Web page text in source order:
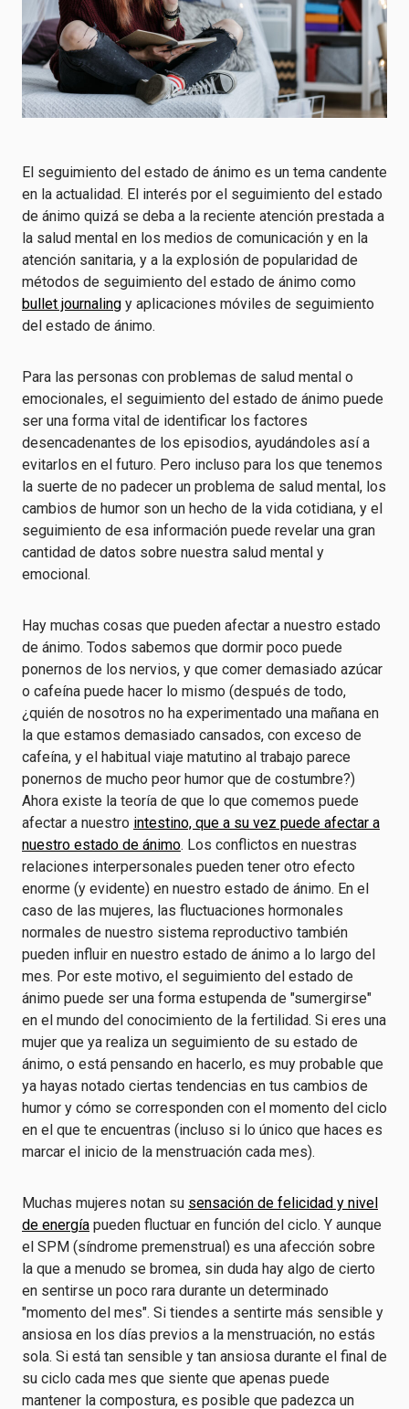
El seguimiento del estado de ánimo es un tema candente
en la actualidad. El interés por el seguimiento del estado
de ánimo quizá se deba a la reciente atención prestada a
la salud mental en los medios de comunicación y en la
atención sanitaria, y a la explosión de popularidad de
métodos de seguimiento del estado de ánimo como
bullet journaling y aplicaciones móviles de seguimiento
del estado de ánimo.
Para las personas con problemas de salud mental o
emocionales, el seguimiento del estado de ánimo puede
ser una forma vital de identificar los factores
desencadenantes de los episodios, ayudándoles así a
evitarlos en el futuro. Pero incluso para los que tenemos
la suerte de no padecer un problema de salud mental, los
cambios de humor son un hecho de la vida cotidiana, y el
seguimiento de esa información puede revelar una gran
cantidad de datos sobre nuestra salud mental y
emocional.
Hay muchas cosas que pueden afectar a nuestro estado
de ánimo. Todos sabemos que dormir poco puede
ponernos de los nervios, y que comer demasiado azúcar
o cafeína puede hacer lo mismo (después de todo,
¿quién de nosotros no ha experimentado una mañana en
la que estamos demasiado cansados, con exceso de
cafeína, y el habitual viaje matutino al trabajo parece
ponernos de mucho peor humor que de costumbre?)
Ahora existe la teoría de que lo que comemos puede
afectar a nuestro intestino, que a su vez puede afectar a
nuestro estado de ánimo. Los conflictos en nuestras
relaciones interpersonales pueden tener otro efecto
enorme (y evidente) en nuestro estado de ánimo. En el
caso de las mujeres, las fluctuaciones hormonales
normales de nuestro sistema reproductivo también
pueden influir en nuestro estado de ánimo a lo largo del
mes. Por este motivo, el seguimiento del estado de
ánimo puede ser una forma estupenda de "sumergirse"
en el mundo del conocimiento de la fertilidad. Si eres una
mujer que ya realiza un seguimiento de su estado de
ánimo, o está pensando en hacerlo, es muy probable que
ya hayas notado ciertas tendencias en tus cambios de
humor y cómo se corresponden con el momento del ciclo
en el que te encuentras (incluso si lo único que haces es
marcar el inicio de la menstruación cada mes).
Muchas mujeres notan su sensación de felicidad y nivel
de energía pueden fluctuar en función del ciclo. Y aunque
el SPM (síndrome premenstrual) es una afección sobre
la que a menudo se bromea, sin duda hay algo de cierto
en sentirse un poco rara durante un determinado
"momento del mes". Si tiendes a sentirte más sensible y
ansiosa en los días previos a la menstruación, no estás
sola. Si está tan sensible y tan ansiosa durante el final de
su ciclo cada mes que siente que apenas puede
mantener la compostura, es posible que padezca un